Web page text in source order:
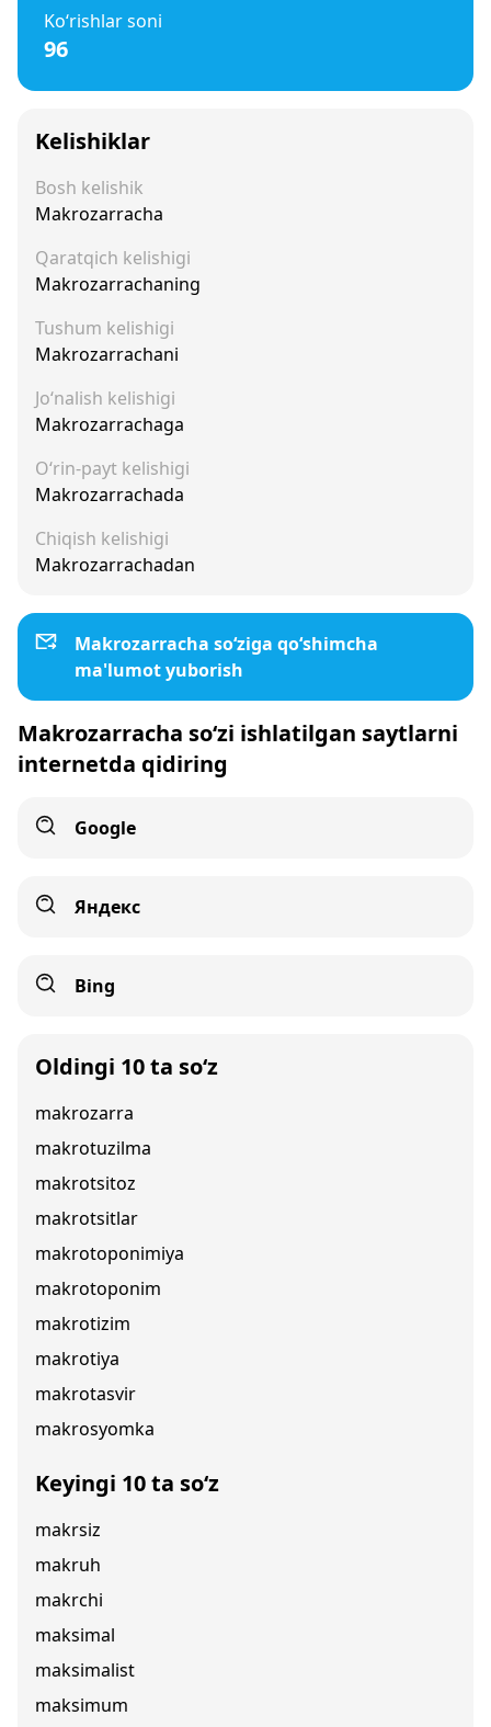
Ko‘rishlar soni
96
Kelishiklar
Bosh kelishik
Makrozarracha
Qaratqich kelishigi
Makrozarrachaning
Tushum kelishigi
Makrozarrachani
Jo‘nalish kelishigi
Makrozarrachaga
O‘rin-payt kelishigi
Makrozarrachada
Chiqish kelishigi
Makrozarrachadan
Makrozarracha so‘ziga qo‘shimcha
ma'lumot yuborish
Makrozarracha so‘zi ishlatilgan saytlarni
internetda qidiring
Google
Яндекс
Bing
Oldingi 10 ta so‘z
makrozarra
makrotuzilma
makrotsitoz
makrotsitlar
makrotoponimiya
makrotoponim
makrotizim
makrotiya
makrotasvir
makrosyomka
Keyingi 10 ta so‘z
makrsiz
makruh
makrchi
maksimal
maksimalist
maksimum